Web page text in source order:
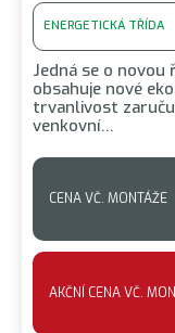
ENERGETICKÁ TŘÍDA
Jedná se o novou
obsahuje nové
trvanlivost
venkovní…
CENA VČ. MONTÁŽE
AKČNÍ CENA VČ.